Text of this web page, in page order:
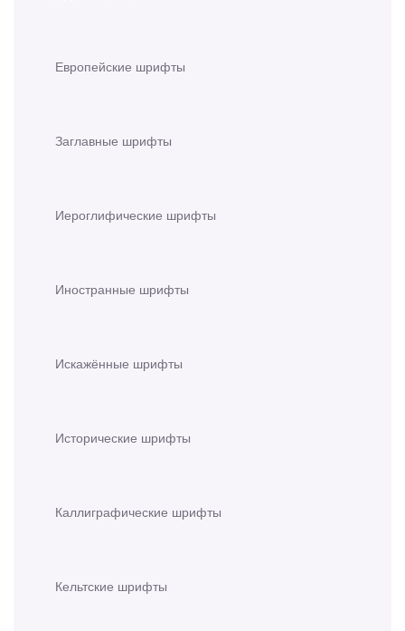
Европейские шрифты
Заглавные шрифты
Иероглифические шрифты
Иностранные шрифты
Искажённые шрифты
Исторические шрифты
Каллиграфические шрифты
Кельтские шрифты